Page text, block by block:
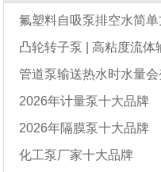
氟塑料自吸泵排空水简
凸轮转子泵 | 高粘度流
管道泵输送热水时水量
2026年计量泵十大品牌
2026年隔膜泵十大品牌
化工泵厂家十大品牌